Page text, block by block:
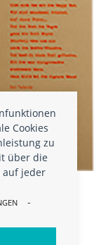
Cookies
zu
über die
auf jeder
-